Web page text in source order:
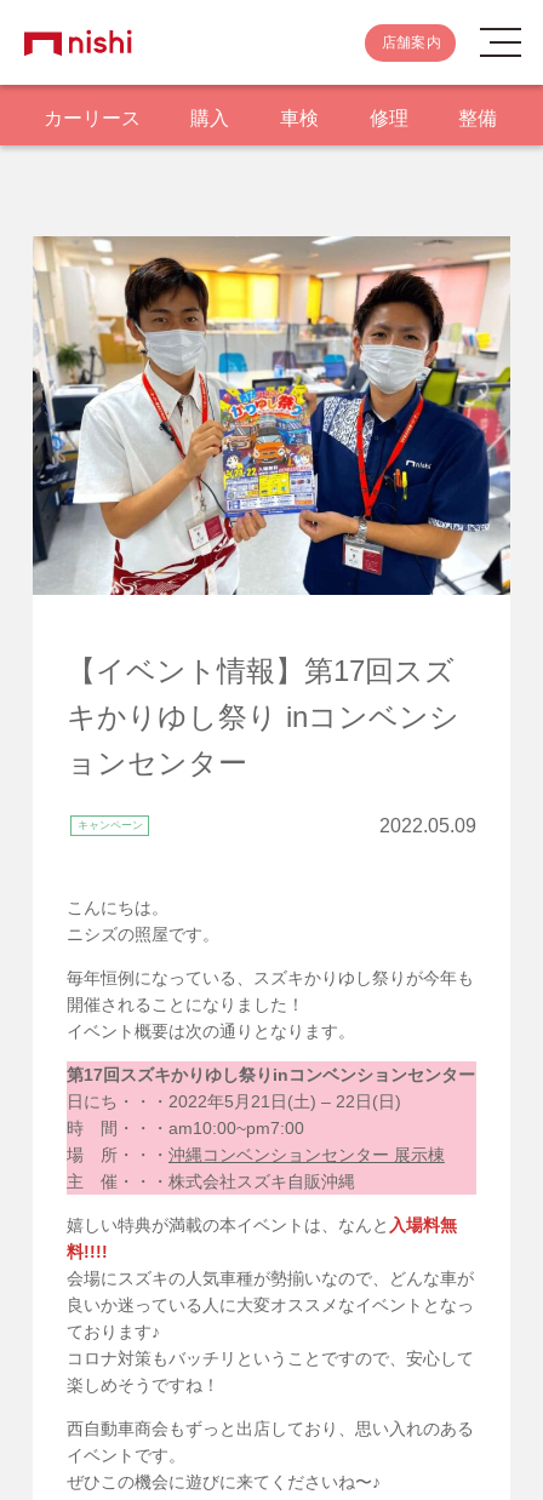
店舗案内
カーリース 購入 車検 修理 整備
【イベント情報】第17回スズ
キかりゆし祭り inコンベンシ
ョンセンター
キャンペーン 2022.05.09
こんにちは。
ニシズの照屋です。
毎年恒例になっている、スズキかりゆし祭りが今年も
開催されることになりました！
イベント概要は次の通りとなります。
第17回スズキかりゆし祭りinコンベンションセンター
日にち・・・2022年5月21日(土) – 22日(日)
時 間・・・am10:00~pm7:00
場 所・・・ 沖縄コンベンションセンター 展示棟
主 催・・・株式会社スズキ自販沖縄
嬉しい特典が満載の本イベントは、なんと 入場料無
料!!!!
会場にスズキの人気車種が勢揃いなので、どんな車が
良いか迷っている人に大変オススメなイベントとなっ
ております♪
コロナ対策もバッチリということですので、安心して
楽しめそうですね！
西自動車商会もずっと出店しており、思い入れのある
イベントです。
ぜひこの機会に遊びに来てくださいね〜♪